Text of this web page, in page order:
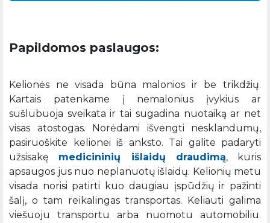
Papildomos paslaugos:
Kelionės ne visada būna malonios ir be trikdžių.
Kartais patenkame į nemalonius įvykius ar
sušlubuoja sveikata ir tai sugadina nuotaiką ar net
visas atostogas. Norėdami išvengti nesklandumų,
pasiruoškite kelionei iš anksto. Tai galite padaryti
užsisakę medicininių išlaidų draudimą, kuris
apsaugos jus nuo neplanuotų išlaidų. Kelionių metu
visada norisi patirti kuo daugiau įspūdžių ir pažinti
šalį, o tam reikalingas transportas. Keliauti galima
viešuoju transportu arba nuomotu automobiliu.